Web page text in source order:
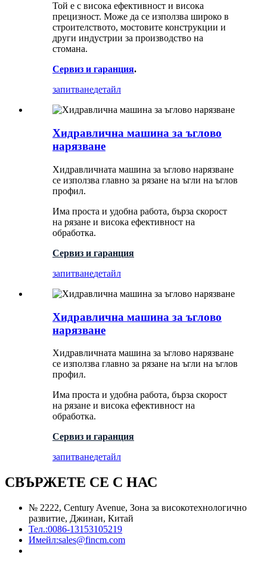
Той е с висока ефективност и висока
прецизност. Може да се използва широко в
строителството, мостовите конструкции и
други индустрии за производство на
стомана.
Сервиз и гаранция.
запитванедетайл
Хидравлична машина за ъглово
нарязване
Хидравличната машина за ъглово нарязване
се използва главно за рязане на ъгли на ъглов
профил.
Има проста и удобна работа, бърза скорост
на рязане и висока ефективност на
обработка.
Сервиз и гаранция
запитванедетайл
Хидравлична машина за ъглово
нарязване
Хидравличната машина за ъглово нарязване
се използва главно за рязане на ъгли на ъглов
профил.
Има проста и удобна работа, бърза скорост
на рязане и висока ефективност на
обработка.
Сервиз и гаранция
запитванедетайл
СВЪРЖЕТЕ СЕ С НАС
№ 2222, Century Avenue, Зона за високотехнологично
развитие, Джинан, Китай
Тел.:0086-13153105219
Имейл:sales@fincm.com